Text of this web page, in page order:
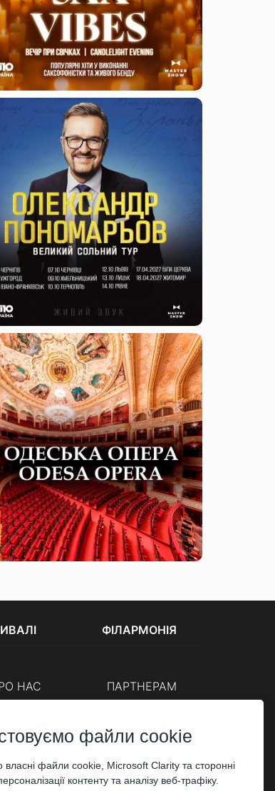
ФІЛАРМОНІЯ
НАС ПАРТНЕРАМ
Корпоративним клієнтам
файли cookie
власні файли cookie, Microsoft Clarity та сторонні
контенту та аналізу веб-трафіку.